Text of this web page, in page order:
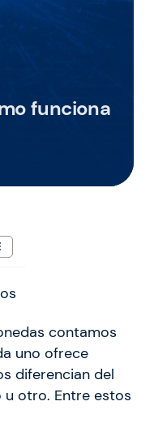
funciona
contamos
uno ofrece
diferencian del
u otro. Entre estos